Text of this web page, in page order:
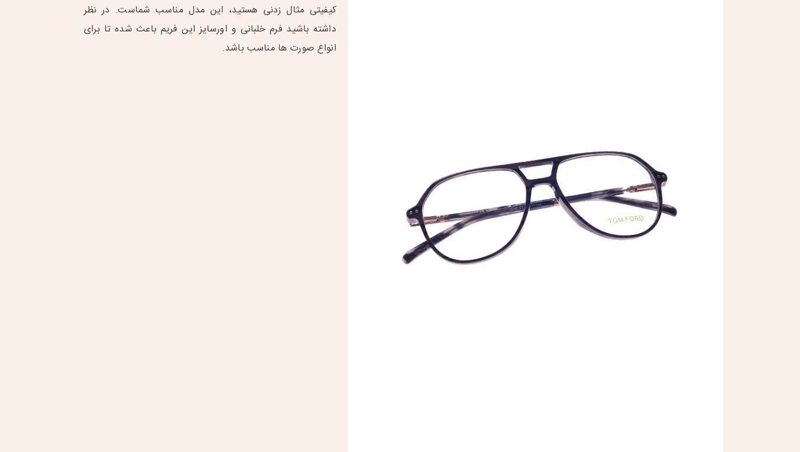
کیفیتی مثال زدنی هستید، این مدل مناسب شماست. در نظر
داشته باشید فرم خلبانی و اورسایز این فریم باعث شده تا برای
انواع صورت ها مناسب باشد.